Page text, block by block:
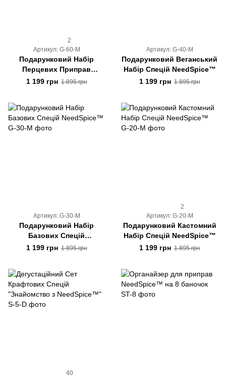
2
Артикул: G-60-M
Подарунковий Набір
Перцевих Приправ
NeedSpice™
1 199 грн 1 895 грн
Артикул: G-40-M
Подарунковий Веганський
Набір Спецій NeedSpice™
1 199 грн 1 895 грн
Артикул: G-30-M
Подарунковий Набір
Базових Спецій
NeedSpice™
1 199 грн 1 895 грн
2
Артикул: G-20-M
Подарунковий Кастомний
Набір Спецій NeedSpice™
1 199 грн 1 895 грн
40